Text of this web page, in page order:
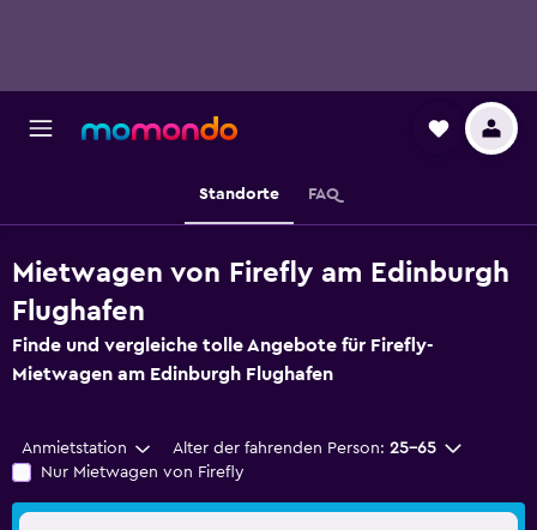
Standorte FAQ
Mietwagen von Firefly am Edinburgh
Flughafen
Finde und vergleiche tolle Angebote für Firefly-
Mietwagen am Edinburgh Flughafen
Anmietstation Alter der fahrenden Person: 25-65
Nur Mietwagen von Firefly